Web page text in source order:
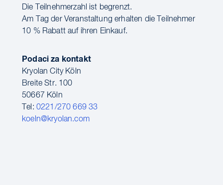
Die Teilnehmerzahl ist begrenzt.
Am Tag der Veranstaltung erhalten die Teilnehmer
10 % Rabatt auf ihren Einkauf.
Podaci za kontakt
Kryolan City Köln
Breite Str. 100
50667 Köln
Tel: 0221/270 669 33
koeln@kryolan.com